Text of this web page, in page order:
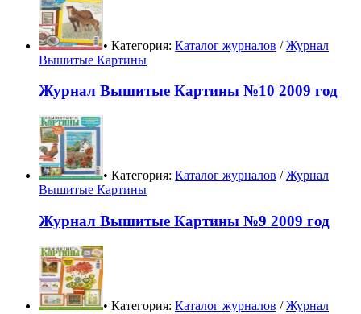
• Категория: Каталог журналов /Журнал
Вышитые Картины
Журнал Вышитые Картины №10 2009 год
• Категория: Каталог журналов /Журнал
Вышитые Картины
Журнал Вышитые Картины №9 2009 год
• Категория: Каталог журналов /Журнал